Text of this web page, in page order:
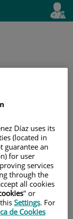
activo
es
Díaz uses its
(located in
guarantee an
for user
services
through the
all cookies
" or
Settings. For
de Cookies